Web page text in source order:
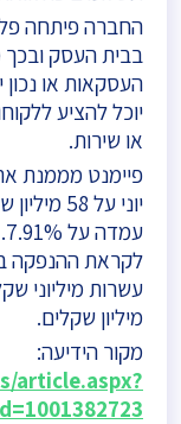
החברה פיתחה
בבית העסק
העסקאות או
יוכל להציע
או שירות.
פיימנט מממנת
יוני על
לקראת ההנפקה
מיליון שקלים.
מקור הידיעה:
article.aspx?